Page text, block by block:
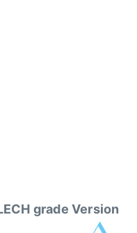
grade Version